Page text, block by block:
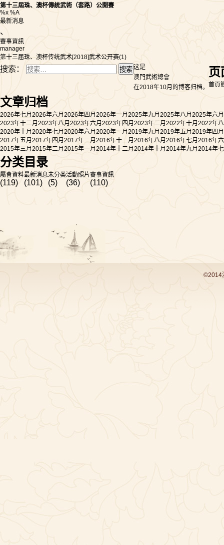
第十三屆珠、澳杯傳統武術（套路）公開賽
%x %A
最新消息
、
賽事資訊
manager
第十三届珠、澳杯传统武术[2018]武术公开赛(1)
搜索：
这是
澳門武術總會
在2018年10月的博客归档。
页
首頁
文章归档
2026年七月 2026年六月 2026年四月 2026年一月 2025年九月 2025年八月 2025年六月
2023年十二月 2023年八月 2023年六月 2023年四月 2023年二月 2022年十月 2022年
2020年十月 2020年七月 2020年六月 2020年一月 2019年九月 2019年五月 2019年四月
2017年五月 2017年四月 2017年二月 2016年十二月 2016年八月 2016年七月 2016年
2015年三月 2015年二月 2015年一月 2014年十二月 2014年十月 2014年九月 2014年
分类目录
屬會資料
(119)
最新消息
(101)
未分类
(5)
活動照片
(36)
賽事資訊
(110)
©2014